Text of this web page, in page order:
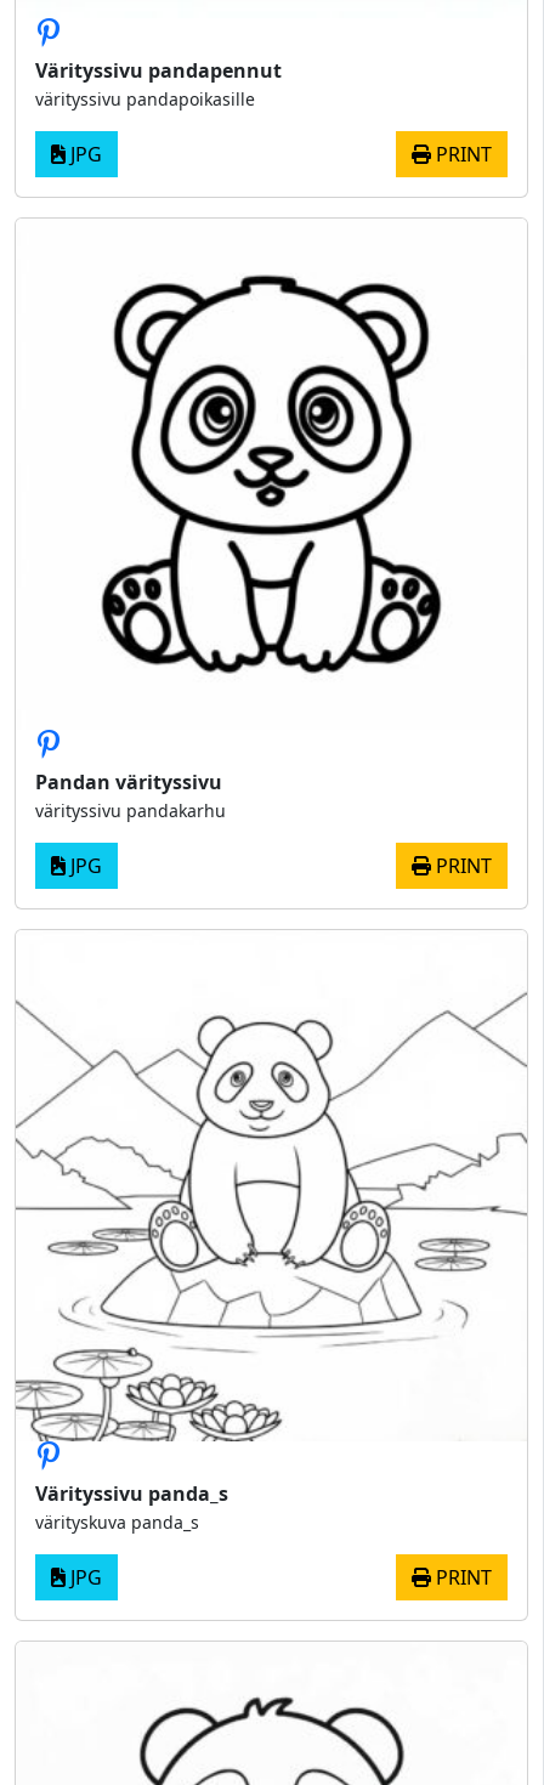
Värityssivu pandapennut
värityssivu pandapoikasille
JPG PRINT
Pandan värityssivu
värityssivu pandakarhu
JPG PRINT
Värityssivu panda_s
värityskuva panda_s
JPG PRINT